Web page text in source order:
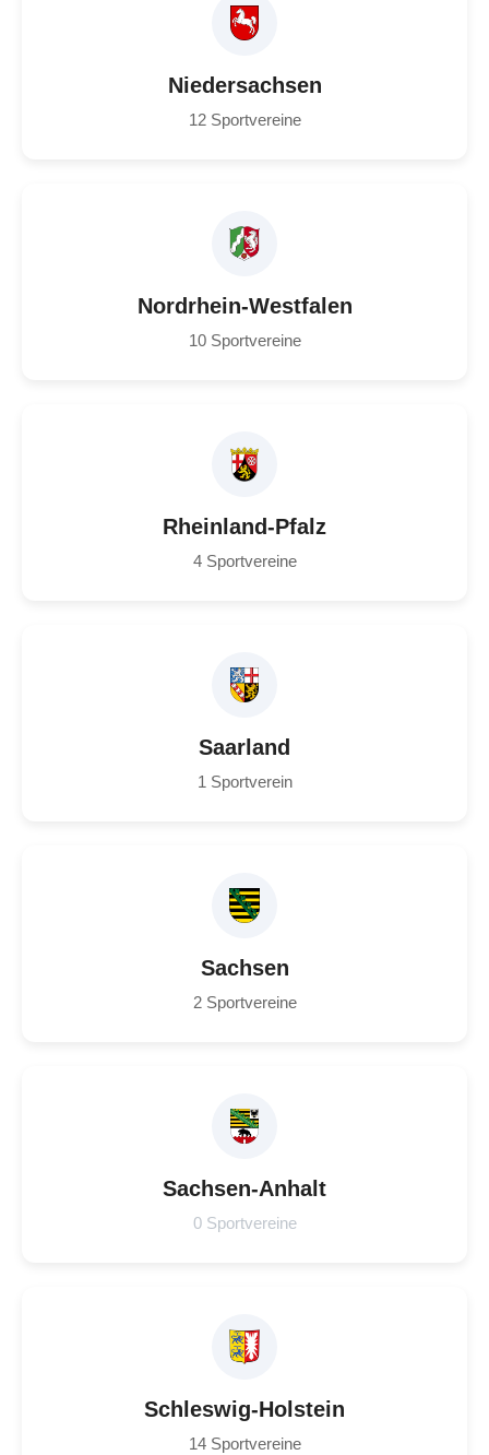
Niedersachsen
12 Sportvereine
Nordrhein-Westfalen
10 Sportvereine
Rheinland-Pfalz
4 Sportvereine
Saarland
1 Sportverein
Sachsen
2 Sportvereine
Sachsen-Anhalt
0 Sportvereine
Schleswig-Holstein
14 Sportvereine